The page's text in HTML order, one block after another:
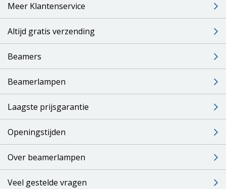
Meer Klantenservice
Altijd gratis verzending
Beamers
Beamerlampen
Laagste prijsgarantie
Openingstijden
Over beamerlampen
Veel gestelde vragen